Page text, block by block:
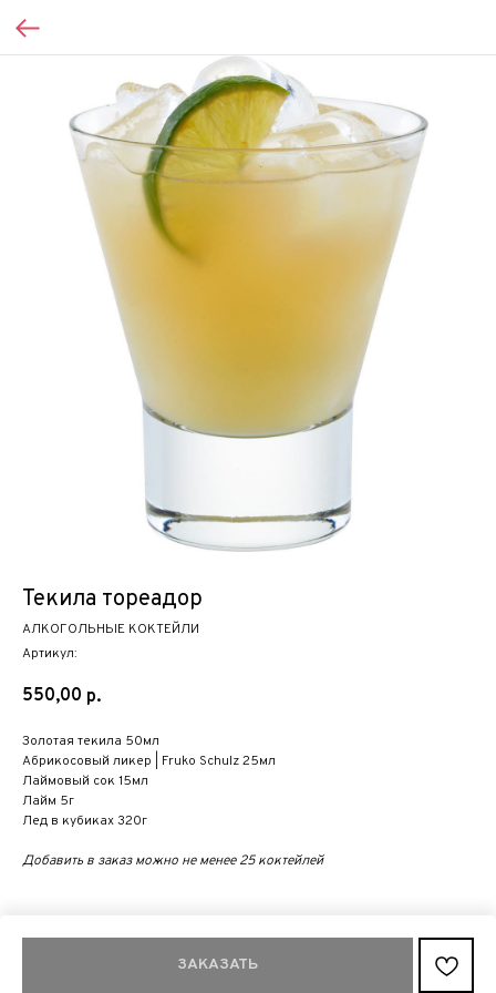
Текила тореадор
АЛКОГОЛЬНЫЕ КОКТЕЙЛИ
Артикул:
550,00 р.
ЗАКАЗАТЬ
Золотая текила 50мл
Абрикосовый ликер | Fruko Schulz 25мл
Лаймовый сок 15мл
Лайм 5г
Лед в кубиках 320г
Добавить в заказ можно не менее 25 коктейлей